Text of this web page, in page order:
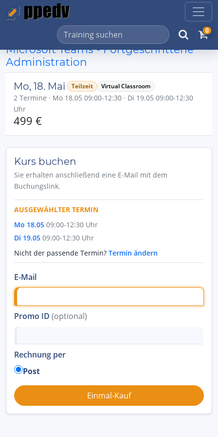
0
Microsoft Teams - Fortgeschrittene
Administration
Mo, 18. Mai Teilzeit Virtual Classroom
2 Termine · Mo 18.05 09:00-12:30 · Di 19.05 09:00-12:30
Uhr
499 €
Kurs buchen
Sie erhalten anschließend eine E-Mail mit dem
Buchungslink.
AUSGEWÄHLTER TERMIN
Mo 18.05 09:00-12:30 Uhr
Di 19.05 09:00-12:30 Uhr
Nicht der passende Termin? Termin ändern
E-Mail
Promo ID (optional)
Rechnung per
Post